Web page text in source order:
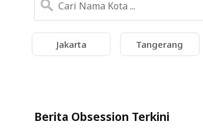
Jakarta Tangerang
Berita Obsession Terkini